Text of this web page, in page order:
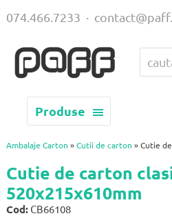
Produse
074.466.7233 ·
Ambalaje Carton » Cutii de carton » Cutie
Cutie de carton
520x215x610mm
Cod: CB66108